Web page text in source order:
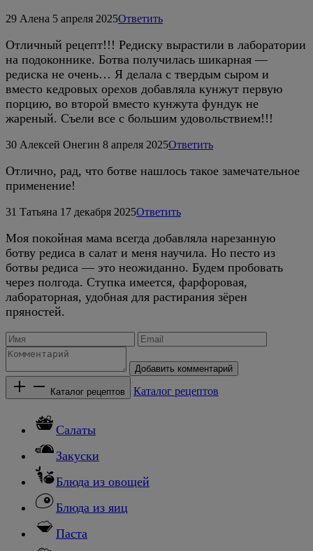
29 Алена 5 апреля 2025Ответить
Отличный рецепт!!! Редиску вырастили в лаборатории
на подоконнике. Ботва получилась шикарная —
редиска не очень… Я делала с твердым сыром и
вместо кедровых орехов добавляла кунжут первую
порцию, во второй вместо кунжута фундук не
жареный. Съели все с большим удовольствием!!!
30 Алексей Онегин 8 апреля 2025Ответить
Отлично, рад, что ботве нашлось такое замечательное
применение!
31 Татьяна 17 декабря 2025Ответить
Моя покойная мама всегда добавляла нарезанную
ботву редиса в салат и меня научила. Но песто из
ботвы редиса — это неожиданно. Будем пробовать
через полгода. Ступка имеется, фарфоровая,
лабораторная, удобная для растирания зёрен
пряностей.
Добавить комментарий
Каталог рецептов Каталог рецептов
Салаты
Закуски
Блюда из овощей
Блюда из яиц
Паста